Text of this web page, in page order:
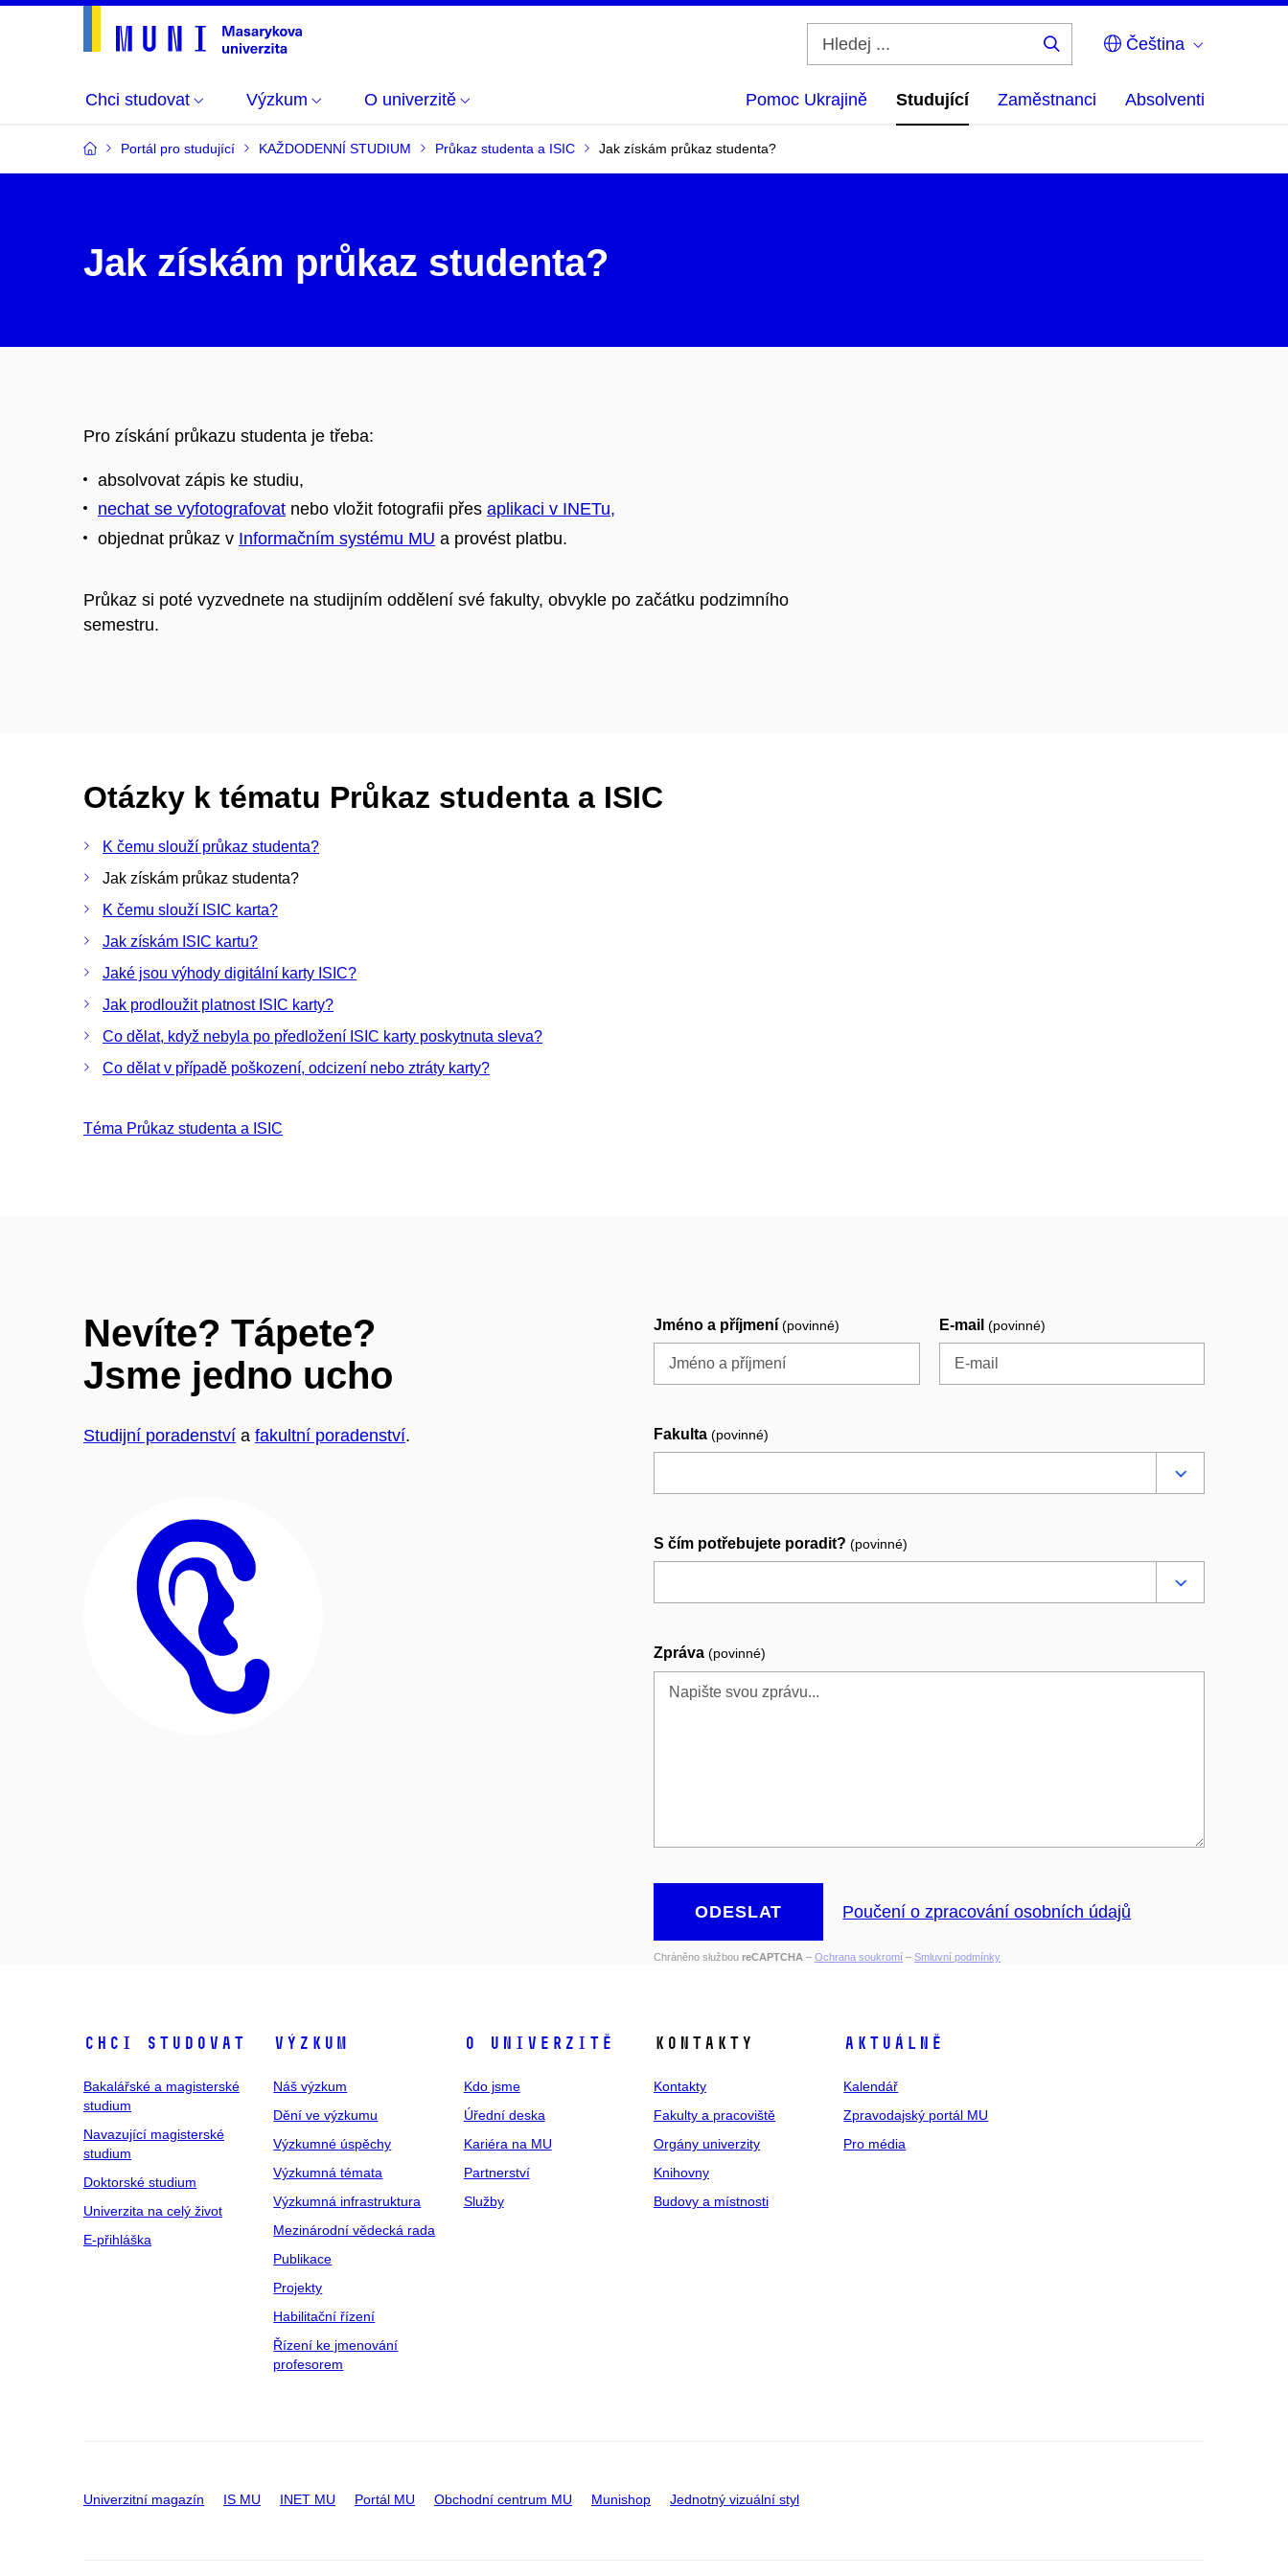
Čeština
Chci studovat Výzkum O univerzitě Pomoc Ukrajině Studující Zaměstnanci Absolventi
Portál pro studující KAŽDODENNÍ STUDIUM Průkaz studenta a ISIC Jak získám průkaz studenta?
Jak získám průkaz studenta?
Pro získání průkazu studenta je třeba:
absolvovat zápis ke studiu,
nechat se vyfotografovat nebo vložit fotografii přes aplikaci v INETu,
objednat průkaz v Informačním systému MU a provést platbu.
Průkaz si poté vyzvednete na studijním oddělení své fakulty, obvykle po začátku podzimního
semestru.
Otázky k tématu Průkaz studenta a ISIC
K čemu slouží průkaz studenta?
Jak získám průkaz studenta?
K čemu slouží ISIC karta?
Jak získám ISIC kartu?
Jaké jsou výhody digitální karty ISIC?
Jak prodloužit platnost ISIC karty?
Co dělat, když nebyla po předložení ISIC karty poskytnuta sleva?
Co dělat v případě poškození, odcizení nebo ztráty karty?
Téma Průkaz studenta a ISIC
Nevíte? Tápete?
Jsme jedno ucho
Studijní poradenství a fakultní poradenství.
Jméno a příjmení (povinné) E-mail (povinné)
Fakulta (povinné)
S čím potřebujete poradit? (povinné)
Zpráva (povinné)
ODESLAT Poučení o zpracování osobních údajů
Chráněno službou reCAPTCHA – Ochrana soukromí – Smluvní podmínky
Chci studovat
Bakalářské a magisterské
studium
Navazující magisterské
studium
Doktorské studium
Univerzita na celý život
E-přihláška
Výzkum
Náš výzkum
Dění ve výzkumu
Výzkumné úspěchy
Výzkumná témata
Výzkumná infrastruktura
Mezinárodní vědecká rada
Publikace
Projekty
Habilitační řízení
Řízení ke jmenování
profesorem
O univerzitě
Kdo jsme
Úřední deska
Kariéra na MU
Partnerství
Služby
Kontakty
Kontakty
Fakulty a pracoviště
Orgány univerzity
Knihovny
Budovy a místnosti
Aktuálně
Kalendář
Zpravodajský portál MU
Pro média
Univerzitní magazín IS MU INET MU Portál MU Obchodní centrum MU Munishop Jednotný vizuální styl